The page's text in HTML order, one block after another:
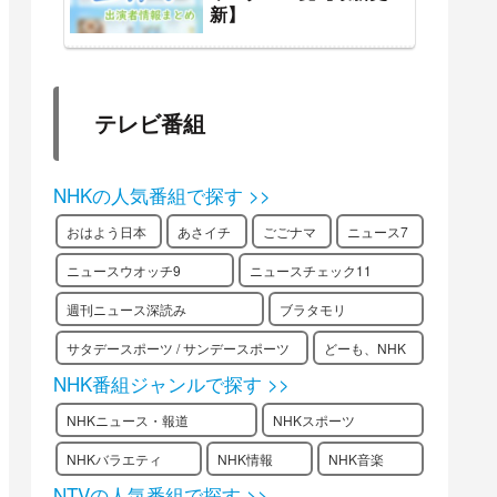
新】
テレビ番組
NHKの人気番組で探す >>
おはよう日本 あさイチ ごごナマ ニュース7
ニュースウオッチ9 ニュースチェック11
週刊ニュース深読み ブラタモリ
サタデースポーツ / サンデースポーツ どーも、NHK
NHK番組ジャンルで探す >>
NHKニュース・報道 NHKスポーツ
NHKバラエティ NHK情報 NHK音楽